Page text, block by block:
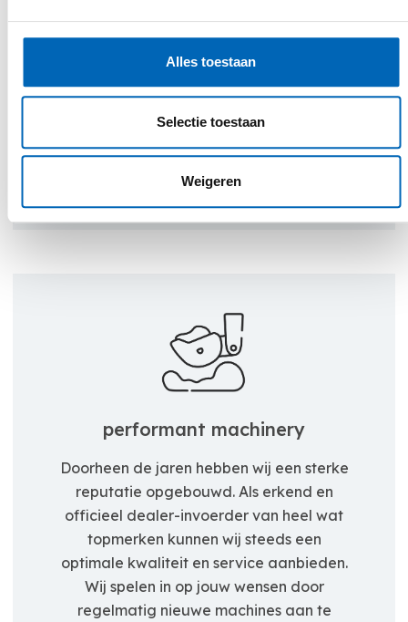
Alles toestaan
Selectie toestaan
Weigeren
uitvoering van onze activiteiten is
communicatie, deskundig advies en een
persoonlijke aanpak willen wij jou een
superieure klantenbeleving bieden. Wij
zoeken samen met jou een gepaste
performant machinery
Doorheen de jaren hebben wij een sterke
reputatie opgebouwd. Als erkend en
officieel dealer-invoerder van heel wat
topmerken kunnen wij steeds een
optimale kwaliteit en service aanbieden.
Wij spelen in op jouw wensen door
regelmatig nieuwe machines aan te